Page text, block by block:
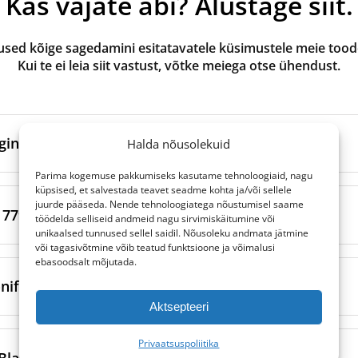
Halda nõusolekuid
Parima kogemuse pakkumiseks kasutame tehnoloogiaid, nagu
küpsised, et salvestada teavet seadme kohta ja/või sellele
juurde pääseda. Nende tehnoloogiatega nõustumisel saame
töödelda selliseid andmeid nagu sirvimiskäitumine või
unikaalsed tunnused sellel saidil. Nõusoleku andmata jätmine
või tagasivõtmine võib teatud funktsioone ja võimalusi
ebasoodsalt mõjutada.
Aktsepteeri
Privaatsuspoliitika
kõige sagedamini esitatavatele küsimustele meie
Kui te ei leia siit vastust, võtke meiega otse ühendust.
ja oma kaubamärgi toodetel?
valmistatud ventilatsiooniseadme originaalbrändi poolt või
kaudu. Need vastavad kaubamärgi
on seevastu valmistatud usaldusväärsete
kvaliteedinõuetele. Teeme oma tootmispartneritega
et tagada täpne sobivus ja töökindel toimivus.
kaubamärgiga, on oma kaubamärgi filtrid sageli
hinna ja kvaliteedi suhet.
ja ISO 16890 filtriklassidel?
on kaks erinevat standardit õhufiltrite
nad osakeste eemaldamiseks erinevaid
kasutas selliseid klassifikatsioone nagu G4, M5,
klassifitseerib filtreid nende tõhususe ja konkreetsete
võivad aidata allergiate puhul?
filtrite (näiteks F7 või ePM1 filtrid) kasutamine võib
tolmulestad ja lemmikloomade kõõm, parandades